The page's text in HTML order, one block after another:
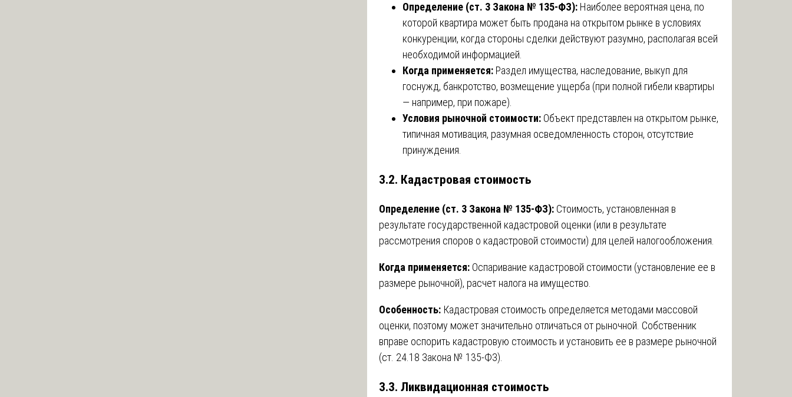
Определение (ст. 3 Закона № 135-ФЗ): Наиболее вероятная цена, по
которой квартира может быть продана на открытом рынке в условиях
конкуренции, когда стороны сделки действуют разумно, располагая всей
необходимой информацией.
Когда применяется: Раздел имущества, наследование, выкуп для
госнужд, банкротство, возмещение ущерба (при полной гибели квартиры
— например, при пожаре).
Условия рыночной стоимости: Объект представлен на открытом рынке,
типичная мотивация, разумная осведомленность сторон, отсутствие
принуждения.
3.2. Кадастровая стоимость
Определение (ст. 3 Закона № 135-ФЗ): Стоимость, установленная в
результате государственной кадастровой оценки (или в результате
рассмотрения споров о кадастровой стоимости) для целей налогообложения.
Когда применяется: Оспаривание кадастровой стоимости (установление ее в
размере рыночной), расчет налога на имущество.
Особенность: Кадастровая стоимость определяется методами массовой
оценки, поэтому может значительно отличаться от рыночной. Собственник
вправе оспорить кадастровую стоимость и установить ее в размере рыночной
(ст. 24.18 Закона № 135-ФЗ).
3.3. Ликвидационная стоимость